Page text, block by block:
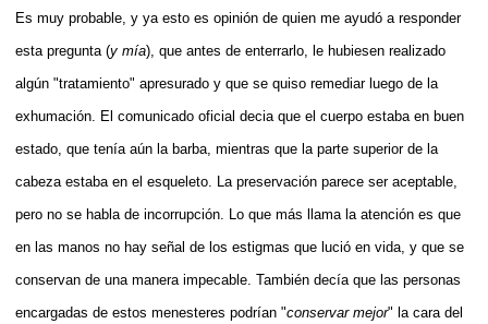
Es muy probable, y ya esto es opinión de quien me ayudó a responder
esta pregunta (y mía), que antes de enterrarlo, le hubiesen realizado
algún "tratamiento" apresurado y que se quiso remediar luego de la
exhumación. El comunicado oficial decia que el cuerpo estaba en buen
estado, que tenía aún la barba, mientras que la parte superior de la
cabeza estaba en el esqueleto. La preservación parece ser aceptable,
pero no se habla de incorrupción. Lo que más llama la atención es que
en las manos no hay señal de los estigmas que lució en vida, y que se
conservan de una manera impecable. También decía que las personas
encargadas de estos menesteres podrían "conservar mejor" la cara del